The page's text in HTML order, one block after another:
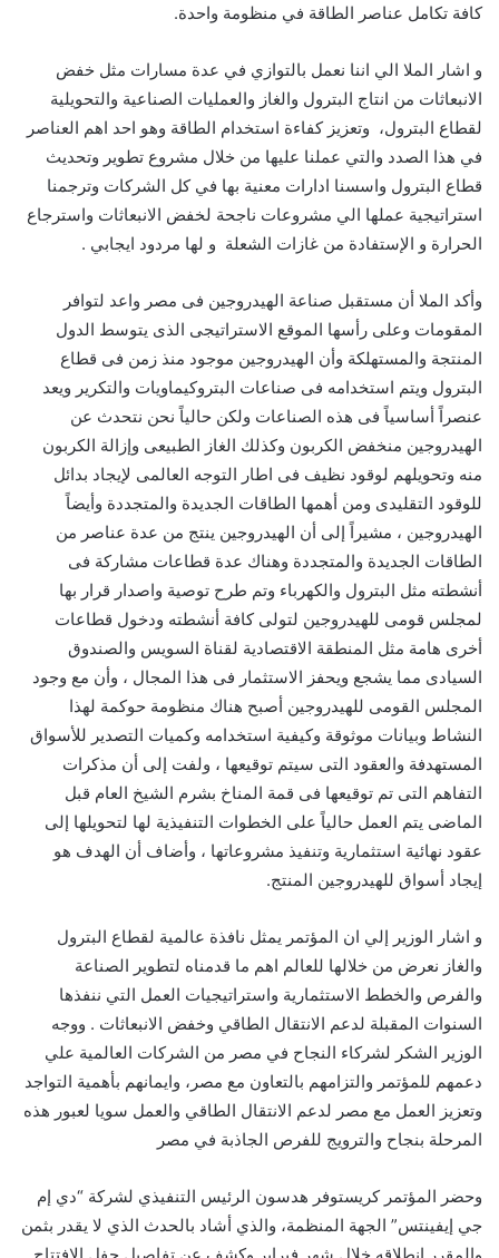
كافة تكامل عناصر الطاقة في منظومة واحدة.
و اشار الملا الي اننا نعمل بالتوازي في عدة مسارات مثل خفض
الانبعاثات من انتاج البترول والغاز والعمليات الصناعية والتحويلية
لقطاع البترول، وتعزيز كفاءة استخدام الطاقة وهو احد اهم العناصر
في هذا الصدد والتي عملنا عليها من خلال مشروع تطوير وتحديث
قطاع البترول واسسنا ادارات معنية بها في كل الشركات وترجمنا
استراتيجية عملها الي مشروعات ناجحة لخفض الانبعاثات واسترجاع
الحرارة و الإستفادة من غازات الشعلة و لها مردود ايجابي .
وأكد الملا أن مستقبل صناعة الهيدروجين فى مصر واعد لتوافر
المقومات وعلى رأسها الموقع الاستراتيجى الذى يتوسط الدول
المنتجة والمستهلكة وأن الهيدروجين موجود منذ زمن فى قطاع
البترول ويتم استخدامه فى صناعات البتروكيماويات والتكرير ويعد
عنصراً أساسياً فى هذه الصناعات ولكن حالياً نحن نتحدث عن
الهيدروجين منخفض الكربون وكذلك الغاز الطبيعى وإزالة الكربون
منه وتحويلهم لوقود نظيف فى اطار التوجه العالمى لإيجاد بدائل
للوقود التقليدى ومن أهمها الطاقات الجديدة والمتجددة وأيضاً
الهيدروجين ، مشيراً إلى أن الهيدروجين ينتج من عدة عناصر من
الطاقات الجديدة والمتجددة وهناك عدة قطاعات مشاركة فى
أنشطته مثل البترول والكهرباء وتم طرح توصية واصدار قرار بها
لمجلس قومى للهيدروجين لتولى كافة أنشطته ودخول قطاعات
أخرى هامة مثل المنطقة الاقتصادية لقناة السويس والصندوق
السيادى مما يشجع ويحفز الاستثمار فى هذا المجال ، وأن مع وجود
المجلس القومى للهيدروجين أصبح هناك منظومة حوكمة لهذا
النشاط وبيانات موثوقة وكيفية استخدامه وكميات التصدير للأسواق
المستهدفة والعقود التى سيتم توقيعها ، ولفت إلى أن مذكرات
التفاهم التى تم توقيعها فى قمة المناخ بشرم الشيخ العام قبل
الماضى يتم العمل حالياً على الخطوات التنفيذية لها لتحويلها إلى
عقود نهائية استثمارية وتنفيذ مشروعاتها ، وأضاف أن الهدف هو
إيجاد أسواق للهيدروجين المنتج.
و اشار الوزير إلي ان المؤتمر يمثل نافذة عالمية لقطاع البترول
والغاز نعرض من خلالها للعالم اهم ما قدمناه لتطوير الصناعة
والفرص والخطط الاستثمارية واستراتيجيات العمل التي ننفذها
السنوات المقبلة لدعم الانتقال الطاقي وخفض الانبعاثات . ووجه
الوزير الشكر لشركاء النجاح في مصر من الشركات العالمية علي
دعمهم للمؤتمر والتزامهم بالتعاون مع مصر، وايمانهم بأهمية التواجد
وتعزيز العمل مع مصر لدعم الانتقال الطاقي والعمل سويا لعبور هذه
المرحلة بنجاح والترويج للفرص الجاذبة في مصر
وحضر المؤتمر كريستوفر هدسون الرئيس التنفيذي لشركة “دي إم
جي إيفينتس” الجهة المنظمة، والذي أشاد بالحدث الذي لا يقدر بثمن